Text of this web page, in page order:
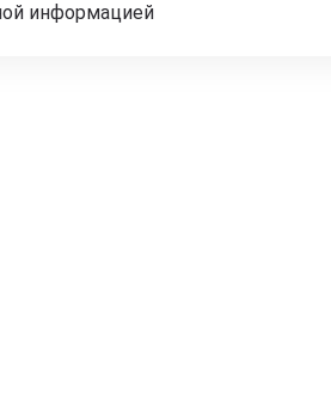
информацией